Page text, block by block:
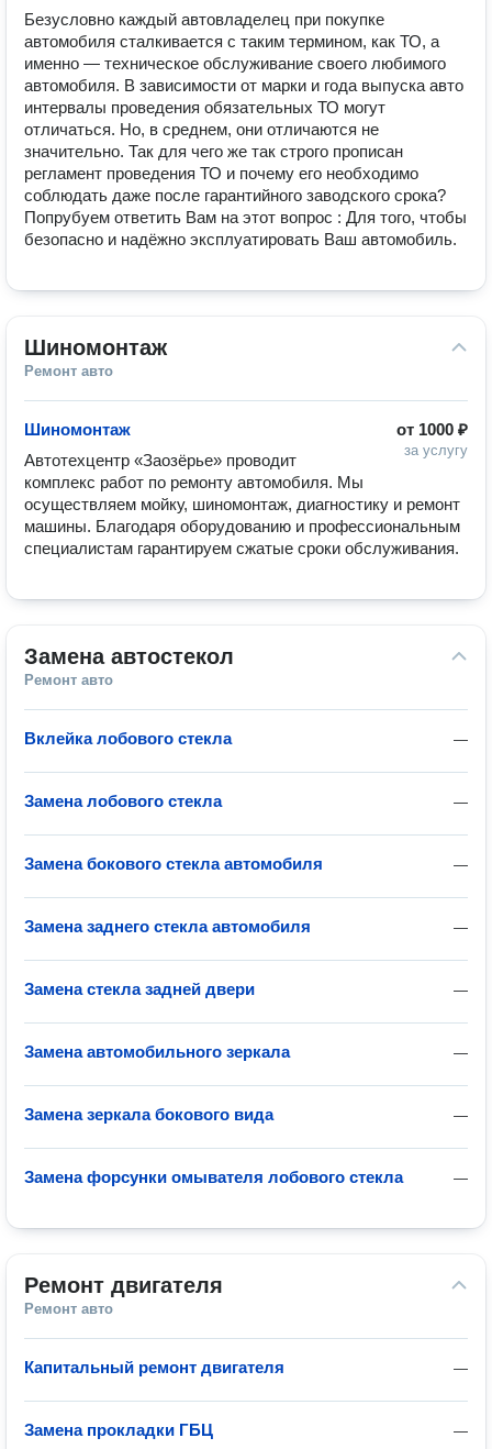
Безусловно каждый автовладелец при покупке
автомобиля сталкивается с таким термином, как ТО, а
именно — техническое обслуживание своего любимого
автомобиля. В зависимости от марки и года выпуска авто
интервалы проведения обязательных ТО могут
отличаться. Но, в среднем, они отличаются не
значительно. Так для чего же так строго прописан
регламент проведения ТО и почему его необходимо
соблюдать даже после гарантийного заводского срока?
Попрубуем ответить Вам на этот вопрос : Для того, чтобы
безопасно и надёжно эксплуатировать Ваш автомобиль.
Шиномонтаж
Ремонт авто
от 1000 ₽
за услугу
Шиномонтаж
Автотехцентр «Заозёрье» проводит
комплекс работ по ремонту автомобиля. Мы
осуществляем мойку, шиномонтаж, диагностику и ремонт
машины. Благодаря оборудованию и профессиональным
специалистам гарантируем сжатые сроки обслуживания.
Замена автостекол
Ремонт авто
—
Вклейка лобового стекла
—
Замена лобового стекла
—
Замена бокового стекла автомобиля
—
Замена заднего стекла автомобиля
—
Замена стекла задней двери
—
Замена автомобильного зеркала
—
Замена зеркала бокового вида
—
Замена форсунки омывателя лобового стекла
Ремонт двигателя
Ремонт авто
—
Капитальный ремонт двигателя
—
Замена прокладки ГБЦ